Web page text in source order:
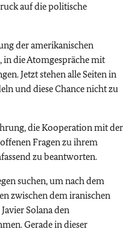
auf die politische
der amerikanischen
in die Atomgespräche mit
Jetzt stehen alle Seiten in
und diese Chance nicht zu
die Kooperation mit der
Fragen zu ihrem
zu beantworten.
suchen, um nach dem
zwischen dem iranischen
Solana den
Gerade in dieser